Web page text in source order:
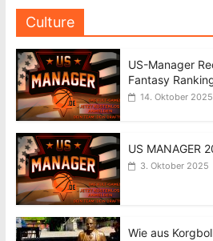
Culture
US-Manager
Fantasy
14. Oktober 2025
US MANAGER
3. Oktober 2025
Wie aus